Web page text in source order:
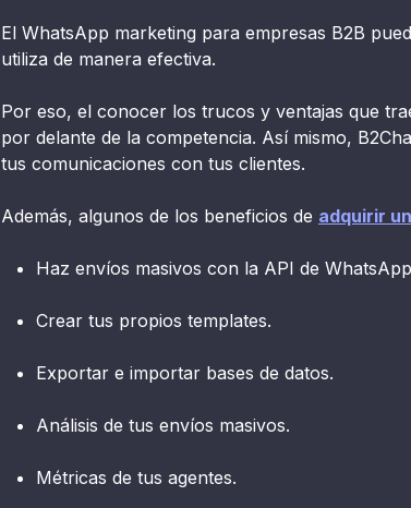
El WhatsApp marketing para empresas B2B
utiliza de manera efectiva.
Por eso, el conocer los trucos y ventajas que
por delante de la competencia. Así mismo,
tus comunicaciones con tus clientes.
Además, algunos de los beneficios de adquirir
Haz envíos masivos con la API de
Crear tus propios templates.
Exportar e importar bases de datos.
Análisis de tus envíos masivos.
Métricas de tus agentes.